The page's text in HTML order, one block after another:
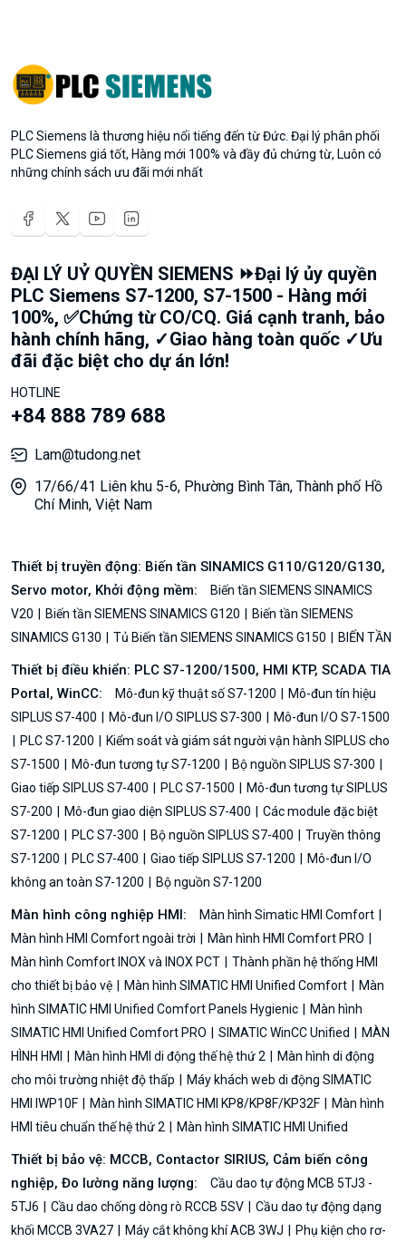
PLC Siemens là thương hiệu nổi tiếng đến từ Đức. Đại lý phân phối
PLC Siemens giá tốt, Hàng mới 100% và đầy đủ chứng từ, Luôn có
những chính sách ưu đãi mới nhất
ĐẠI LÝ UỶ QUYỀN SIEMENS ⏩Đại lý ủy quyền
PLC Siemens S7-1200, S7-1500 - Hàng mới
100%, ✅Chứng từ CO/CQ. Giá cạnh tranh, bảo
hành chính hãng, ✓Giao hàng toàn quốc ✓Ưu
đãi đặc biệt cho dự án lớn!
HOTLINE
+84 888 789 688
Lam@tudong.net
17/66/41 Liên khu 5-6, Phường Bình Tân, Thành phố Hồ
Chí Minh, Việt Nam
Thiết bị truyền động: Biến tần SINAMICS G110/G120/G130,
Servo motor, Khởi động mềm:
Biến tần SIEMENS SINAMICS
V20
Biến tần SIEMENS SINAMICS G120
Biến tần SIEMENS
SINAMICS G130
Tủ Biến tần SIEMENS SINAMICS G150 BIẾN TẦN
Thiết bị điều khiển: PLC S7-1200/1500, HMI KTP, SCADA TIA
Portal, WinCC:
Mô-đun kỹ thuật số S7-1200
Mô-đun tín hiệu
SIPLUS S7-400
Mô-đun I/O SIPLUS S7-300
Mô-đun I/O S7-1500
PLC S7-1200
Kiểm soát và giám sát người vận hành SIPLUS cho
S7-1500
Mô-đun tương tự S7-1200
Bộ nguồn SIPLUS S7-300
Giao tiếp SIPLUS S7-400
PLC S7-1500
Mô-đun tương tự SIPLUS
S7-200
Mô-đun giao diện SIPLUS S7-400
Các module đặc biệt
S7-1200
PLC S7-300 Bộ nguồn SIPLUS S7-400
Truyền thông
S7-1200
PLC S7-400 Giao tiếp SIPLUS S7-1200
Mô-đun I/O
không an toàn S7-1200
Bộ nguồn S7-1200
Màn hình công nghiệp HMI:
Màn hình Simatic HMI Comfort
Màn hình HMI Comfort ngoài trời
Màn hình HMI Comfort PRO
Màn hình Comfort INOX và INOX PCT
Thành phần hệ thống HMI
cho thiết bị bảo vệ
Màn hình SIMATIC HMI Unified Comfort
Màn
hình SIMATIC HMI Unified Comfort Panels Hygienic
Màn hình
SIMATIC HMI Unified Comfort PRO
SIMATIC WinCC Unified
MÀN
HÌNH HMI
Màn hình HMI di động thế hệ thứ 2
Màn hình di động
cho môi trường nhiệt độ thấp
Máy khách web di động SIMATIC
HMI IWP10F
Màn hình SIMATIC HMI KP8/KP8F/KP32F
Màn hình
HMI tiêu chuẩn thế hệ thứ 2
Màn hình SIMATIC HMI Unified
Thiết bị bảo vệ: MCCB, Contactor SIRIUS, Cảm biến công
nghiệp, Đo lường năng lượng:
Cầu dao tự động MCB 5TJ3 -
5TJ6
Cầu dao chống dòng rò RCCB 5SV
Cầu dao tự động dạng
khối MCCB 3VA27
Máy cắt không khí ACB 3WJ
Phụ kiện cho rơ-